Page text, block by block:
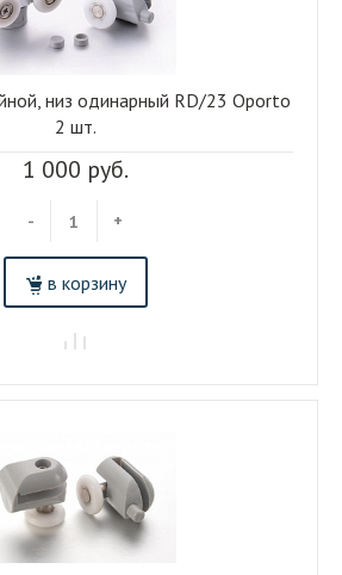
1 000 руб.
- +
в корзину
низ одинарный RD/23 Oporto
2 шт.